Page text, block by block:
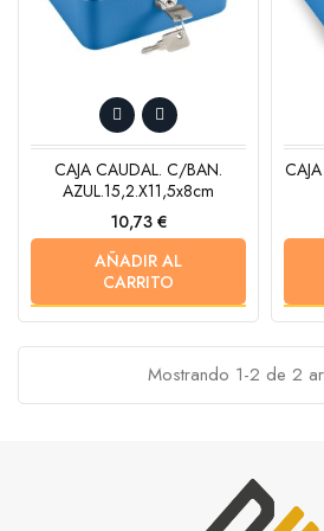
CAJA CAUDAL. C/BAN.
AZUL.15,2.x11,5x8cm
Precio
10,73 €
AÑADIR AL
CARRITO
Mostrando 1-2 de 2